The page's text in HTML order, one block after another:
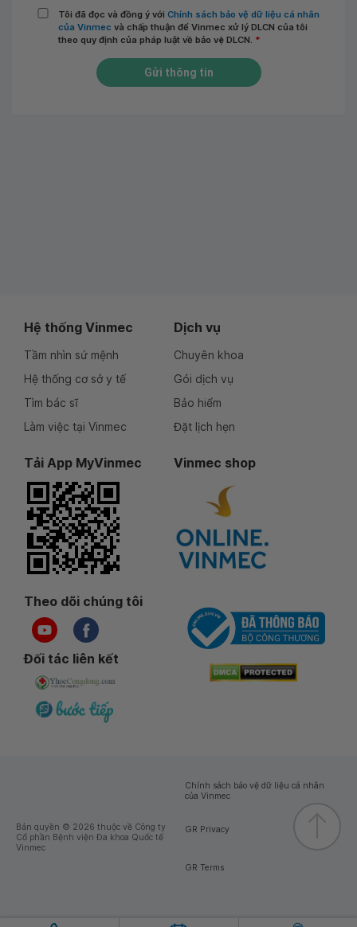
Tôi đã đọc và đồng ý với Chính sách bảo vệ dữ liệu cá nhân
của Vinmec và chấp thuận để Vinmec xử lý DLCN của tôi
theo quy định của pháp luật về bảo vệ DLCN. *
Gửi thông tin
Hệ thống Vinmec
Tầm nhìn sứ mệnh
Hệ thống cơ sở y tế
Tìm bác sĩ
Làm việc tại Vinmec
Dịch vụ
Chuyên khoa
Gói dịch vụ
Bảo hiểm
Đặt lịch hẹn
Tải App MyVinmec Vinmec shop
Theo dõi chúng tôi
Đối tác liên kết
Bản quyền © 2026 thuộc về Công ty
Cổ phần Bệnh viện Đa khoa Quốc tế
Vinmec
Chính sách bảo vệ dữ liệu cá nhân
của Vinmec
GR Privacy
GR Terms